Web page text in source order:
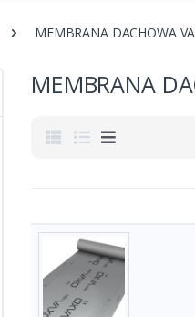
MEMBRANA DACHOWA
MEMBRANA